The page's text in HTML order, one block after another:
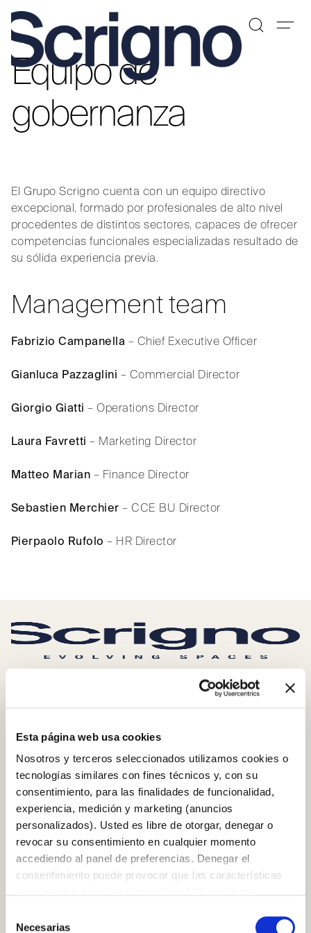
Esta página web usa cookies
Nosotros y terceros seleccionados utilizamos cookies o
tecnologías similares con fines técnicos y, con su
consentimiento, para las finalidades de funcionalidad,
experiencia, medición y marketing (anuncios
personalizados). Usted es libre de otorgar, denegar o
revocar su consentimiento en cualquier momento
accediendo al panel de preferencias. Denegar el
consentimiento puede provocar que las características
botón “Rechazar todo” para continuar sin aceptar. Leer la
Necesarias
Saltar
contenido
Equipo de
gobernanza
El Grupo Scrigno cuenta con un equipo directivo
excepcional, formado por profesionales de alto nivel
procedentes de distintos sectores, capaces de ofrecer
competencias funcionales especializadas resultado de
su sólida experiencia previa.
Management team
Fabrizio Campanella – Chief Executive Officer
Gianluca Pazzaglini – Commercial Director
Giorgio Giatti – Operations Director
Laura Favretti – Marketing Director
Matteo Marian – Finance Director
Sebastien Merchier – CCE BU Director
Pierpaolo Rufolo – HR Director
via Casale, 975 47822 – (RN) Italia
infoscrigno@scrignogroup.com
SÍGANOS
APOYO
Contacto
FAQ
PRODUCTOS
Puertas correderas de madera